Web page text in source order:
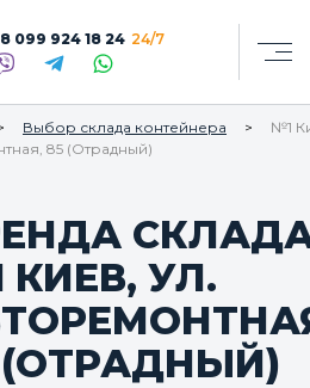
099 924 18 24 24/7
Выбор склада контейнера
№1
85 (Отрадный)
КИЕВ, УЛ.
(ОТРАДНЫЙ)